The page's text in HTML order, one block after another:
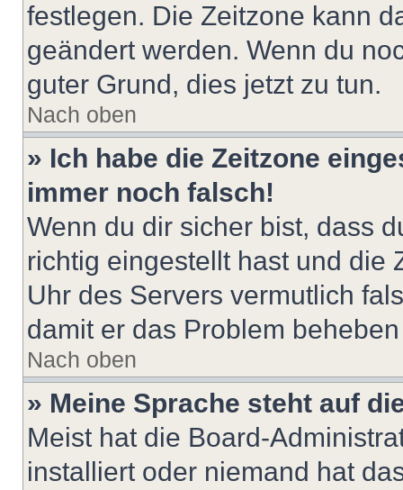
festlegen. Die Zeitzone kann
geändert werden. Wenn du
guter Grund, dies jetzt zu tun.
Nach oben
» Ich habe die Zeitzone
immer noch falsch!
Wenn du dir sicher bist, dass
richtig eingestellt hast und die
Uhr des Servers vermutlich
damit er das Problem
Nach oben
» Meine Sprache steht auf
Meist hat die Board-
installiert oder niemand hat